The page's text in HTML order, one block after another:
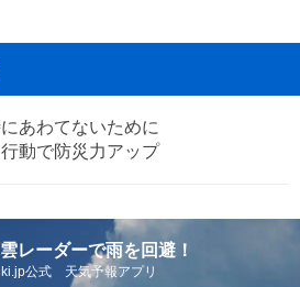
あわてないために
動で防災力アップ
レーダーで雨を回避！
公式 天気予報アプリ